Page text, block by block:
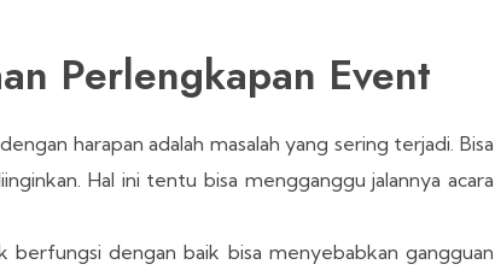
Perlengkapan Event
harapan adalah masalah yang sering terjadi. Bisa
Hal ini tentu bisa mengganggu jalannya acara
berfungsi dengan baik bisa menyebabkan gangguan